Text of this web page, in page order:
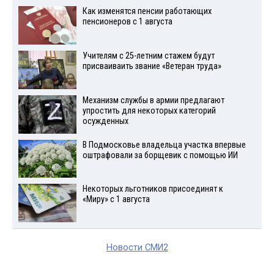
Как изменятся пенсии работающих
пенсионеров с 1 августа
Учителям с 25-летним стажем будут
присваиваить звание «Ветеран труда»
Механизм службы в армии предлагают
упростить для некоторых категорий
осужденных
В Подмосковье владельца участка впервые
оштрафовали за борщевик с помощью ИИ
Некоторых льготников присоединят к
«Миру» с 1 августа
Новости СМИ2